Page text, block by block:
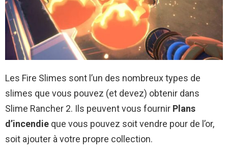
Les Fire Slimes sont l’un des nombreux types de
slimes que vous pouvez (et devez) obtenir dans
Slime Rancher 2. Ils peuvent vous fournir Plans
d’incendie que vous pouvez soit vendre pour de l’or,
soit ajouter à votre propre collection.